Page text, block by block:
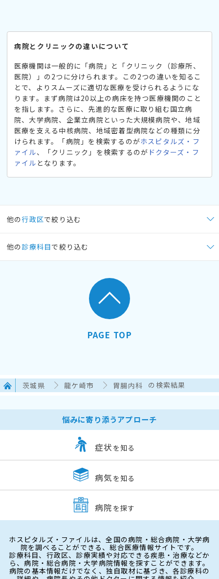
病院とクリニックの違いについて
医療機関は一般的に「病院」と「クリニック（診療所、
医院）」の2つに分けられます。この2つの違いを知るこ
とで、よりスムーズに適切な医療を受けられるようにな
ります。まず病院は20以上の病床を持つ医療機関のこと
を指します。さらに、先進的な医療に取り組む国立病
院、大学病院、企業立病院といった大規模病院や、地域
医療を支える中核病院、地域密着型病院などの種類に分
けられます。「病院」を検索するのがホスピタルズ・フ
ァイル、「クリニック」を検索するのが ドクターズ・フ
ァイル となります。
他の行政区で絞り込む
他の 診療科目で絞り込む
PAGE TOP
茨城県 龍ケ崎市 胃腸内科 の検索結果
悩みに寄り添うアプローチ
症状 を知る
病気 を知る
病院 を探す
ホスピタルズ・ファイルは、全国の病院・総合病院・大学病
院を調べることができる、総合医療情報サイトです。
診療科目、行政区、診療実績や対応できる疾患・治療などか
ら、病院・総合病院・大学病院情報を探すことができます。
病院の基本情報だけでなく、独自取材に基づき、各診療科の